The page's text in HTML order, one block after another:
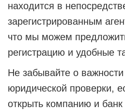
находится в
зарегистрированным
что мы можем
регистрацию и удобные
Не забывайте о
юридической проверки,
открыть компанию и